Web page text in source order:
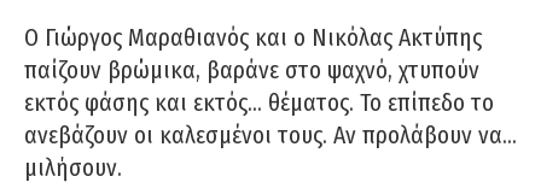
Ο Γιώργος Μαραθιανός και ο Νικόλας Ακτύπης
παίζουν βρώμικα, βαράνε στο ψαχνό, χτυπούν
εκτός φάσης και εκτός… θέματος. Το επίπεδο το
ανεβάζουν οι καλεσμένοι τους. Αν προλάβουν να…
μιλήσουν.